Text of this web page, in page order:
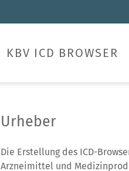
KBV ICD BROWSER
Urheber
Die Erstellung des ICD-
Arzneimittel und